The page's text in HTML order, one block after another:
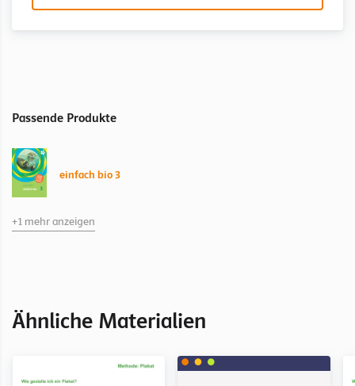
Passende Produkte
einfach bio 3
einfach bio 3
+1 mehr anzeigen
Ähnliche Materialien